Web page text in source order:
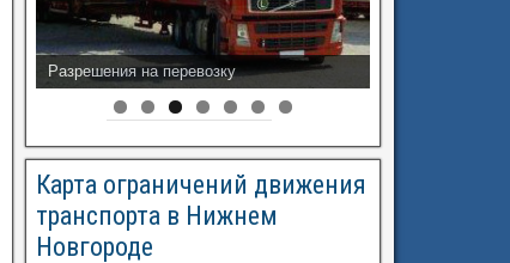
Разрешения на перевозку
Карта ограничений движения
транспорта в Нижнем
Новгороде